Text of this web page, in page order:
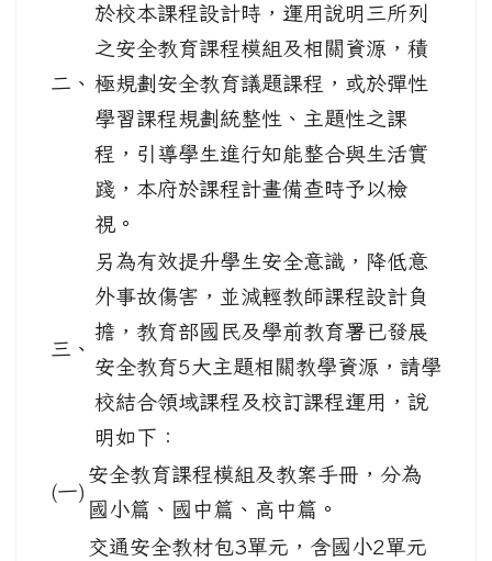
二、
於校本課程設計時，運用說明三所列
之安全教育課程模組及相關資源，積
極規劃安全教育議題課程，或於彈性
學習課程規劃統整性、主題性之課
程，引導學生進行知能整合與生活實
踐，本府於課程計畫備查時予以檢
視。
三、
另為有效提升學生安全意識，降低意
外事故傷害，並減輕教師課程設計負
擔，教育部國民及學前教育署已發展
安全教育5大主題相關教學資源，請學
校結合領域課程及校訂課程運用，說
明如下：
(一)
安全教育課程模組及教案手冊，分為
國小篇、國中篇、高中篇。
交通安全教材包3單元，含國小2單元